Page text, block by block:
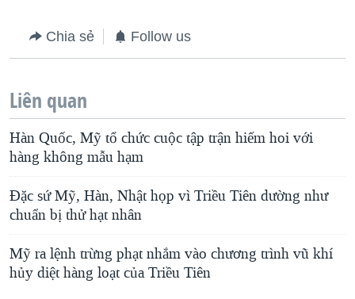
Chia sẻ Follow us
Liên quan
Hàn Quốc, Mỹ tổ chức cuộc tập trận hiếm hoi với
hàng không mẫu hạm
Đặc sứ Mỹ, Hàn, Nhật họp vì Triều Tiên dường như
chuẩn bị thử hạt nhân
Mỹ ra lệnh trừng phạt nhắm vào chương trình vũ khí
hủy diệt hàng loạt của Triều Tiên